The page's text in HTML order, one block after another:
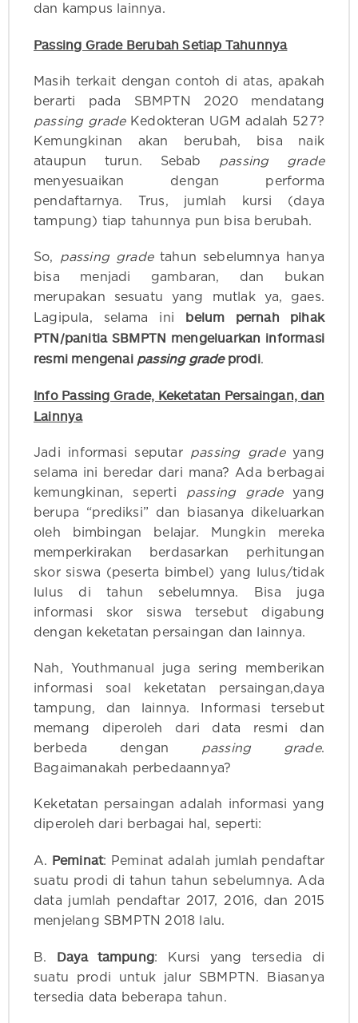
dan kampus lainnya.
Passing Grade Berubah Setiap Tahunnya
Masih terkait dengan contoh di atas, apakah
berarti pada SBMPTN 2020 mendatang
passing gradeKedokteran UGM adalah 527?
Kemungkinan akan berubah, bisa naik
ataupun turun. Sebab passing grade
menyesuaikan dengan performa
pendaftarnya. Trus, jumlah kursi (daya
tampung) tiap tahunnya pun bisa berubah.
So, passing gradetahun sebelumnya hanya
bisa menjadi gambaran, dan bukan
merupakan sesuatu yang mutlak ya, gaes.
Lagipula, selama ini belum pernah pihak
PTN/panitia SBMPTN mengeluarkan informasi
resmi mengenai passing gradeprodi.
Info Passing Grade, Keketatan Persaingan, dan
Lainnya
Jadi informasi seputar passing gradeyang
selama ini beredar dari mana? Ada berbagai
kemungkinan, seperti passing gradeyang
berupa “prediksi” dan biasanya dikeluarkan
oleh bimbingan belajar. Mungkin mereka
memperkirakan berdasarkan perhitungan
skor siswa (peserta bimbel) yang lulus/tidak
lulus di tahun sebelumnya. Bisa juga
informasi skor siswa tersebut digabung
dengan keketatan persaingan dan lainnya.
Nah, Youthmanual juga sering memberikan
informasi soal keketatan persaingan,daya
tampung, dan lainnya. Informasi tersebut
memang diperoleh dari data resmi dan
berbeda dengan passing grade.
Bagaimanakah perbedaannya?
Keketatan persaingan adalah informasi yang
diperoleh dari berbagai hal, seperti:
A. Peminat: Peminat adalah jumlah pendaftar
suatu prodi di tahun tahun sebelumnya. Ada
data jumlah pendaftar 2017, 2016, dan 2015
menjelang SBMPTN 2018 lalu.
B. Daya tampung: Kursi yang tersedia di
suatu prodi untuk jalur SBMPTN. Biasanya
tersedia data beberapa tahun.